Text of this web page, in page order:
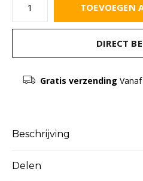
TOEVOEGEN
DIRECT
Gratis verzending
Beschrijving
Delen